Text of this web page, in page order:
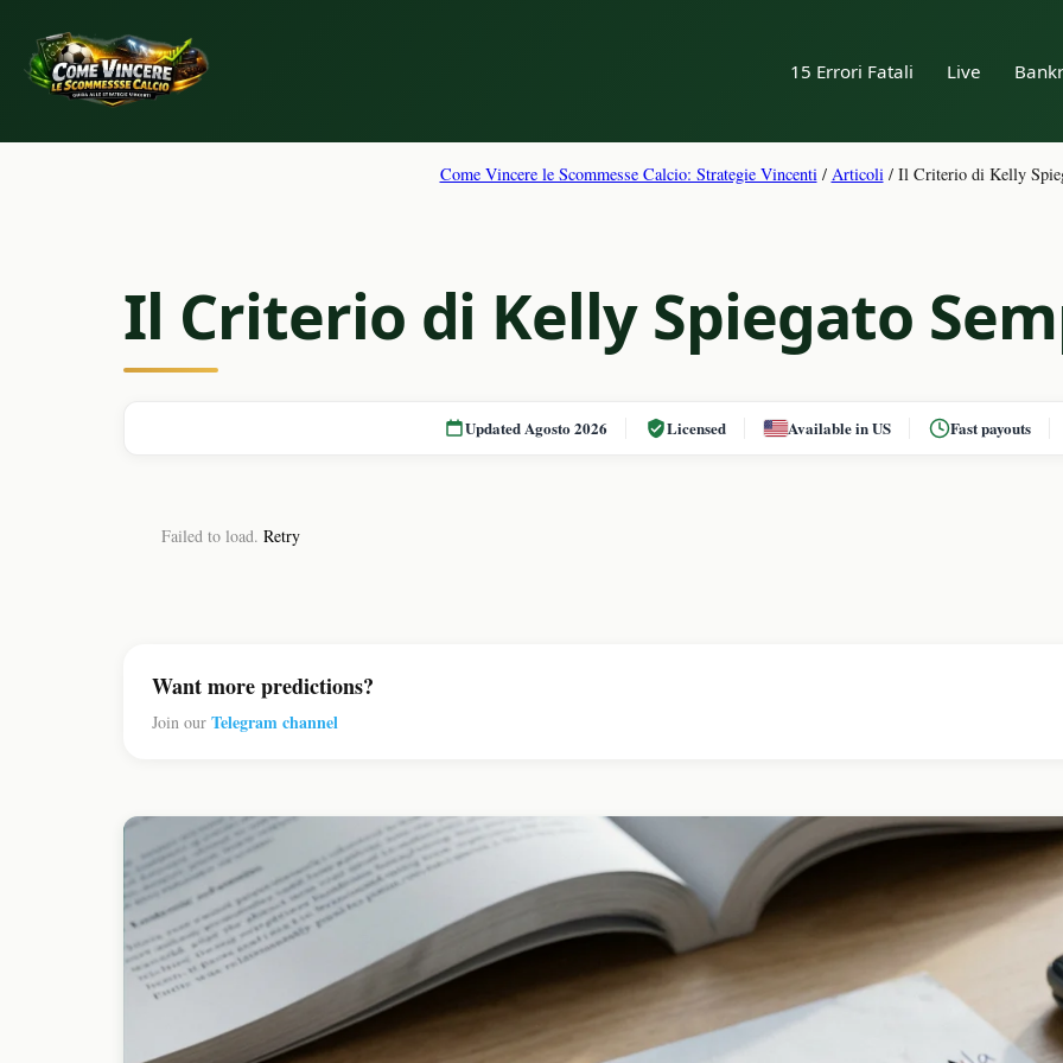
15 Errori Fatali Live
Come Vincere le Scommesse Calcio: Strategie Vincenti/ Articoli/ Il Criterio di Kelly
Il Criterio di Kelly Spiegato
Updated Agosto 2026 Licensed Available in US Fast payouts
Failed to load. Retry
Want more predictions?
Join our Telegram channel